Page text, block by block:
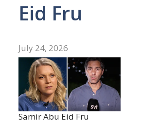
Eid Fru
July 24, 2026
Samir Abu Eid Fru